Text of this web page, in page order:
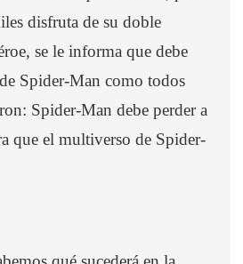
disfruta de su doble
se le informa que debe
Spider-Man como todos
Spider-Man debe perder a
que el multiverso de Spider-